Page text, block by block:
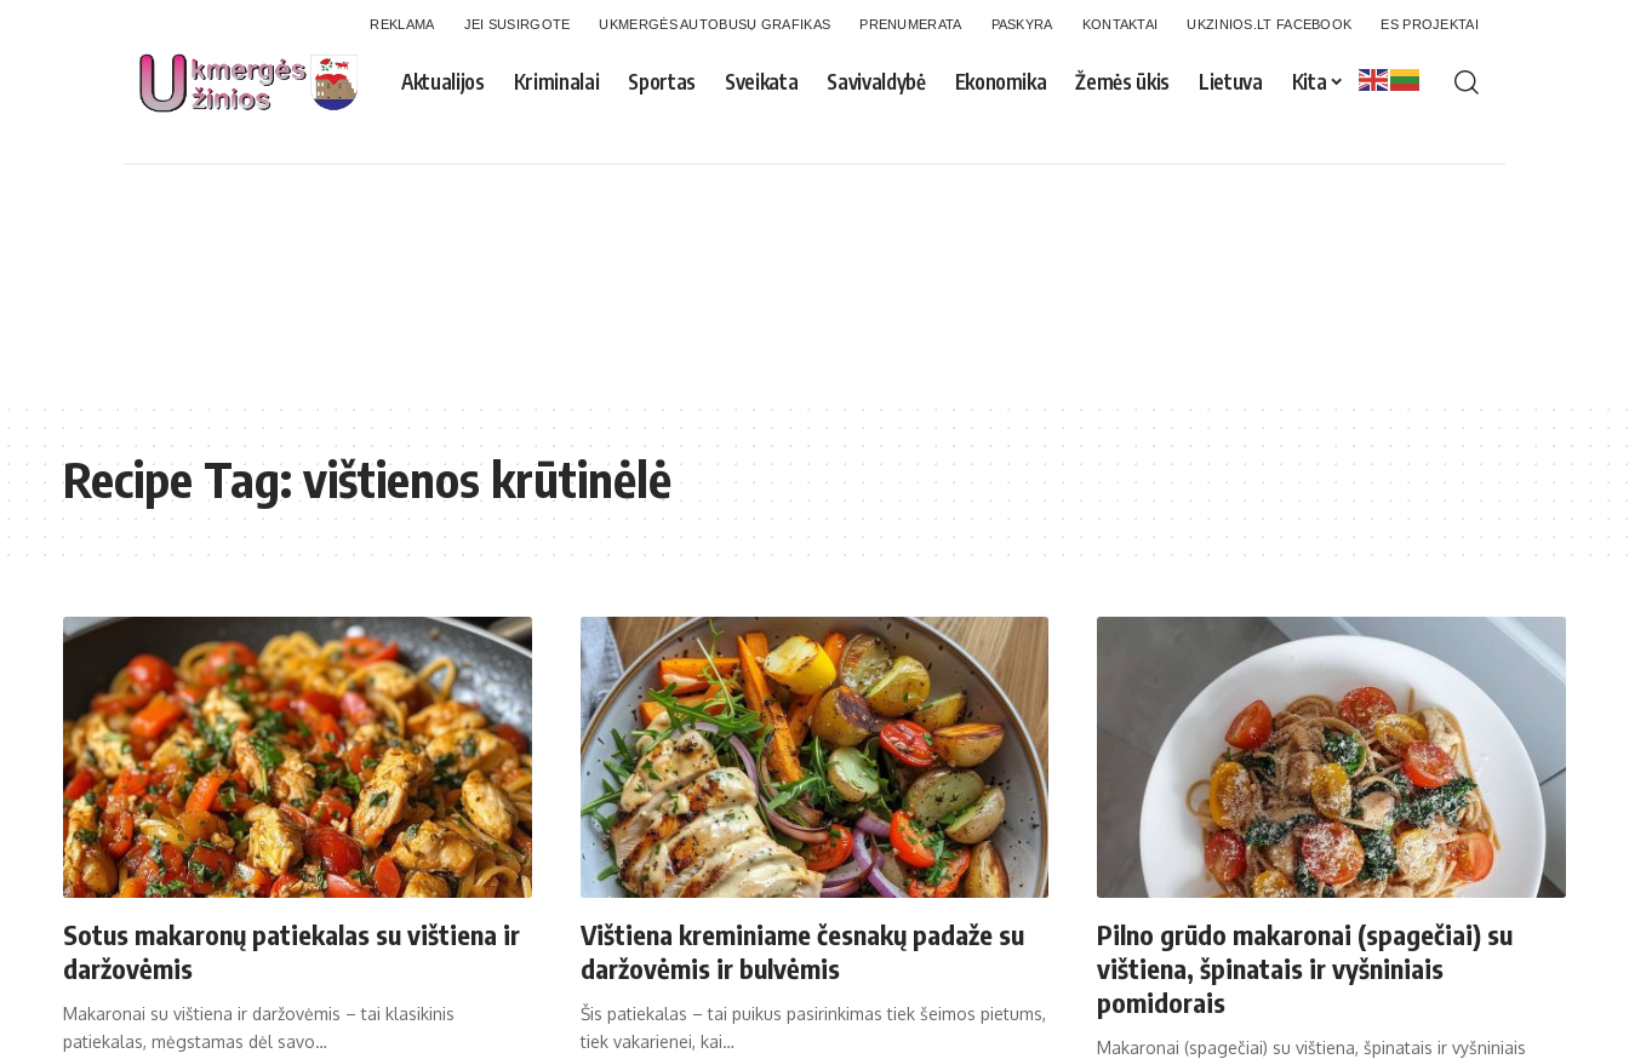
REKLAMA JEI SUSIRGOTE UKMERGĖS AUTOBUSŲ GRAFIKAS PRENUMERATA PASKYRA KONTAKTAI UKZINIOS.LT FACEBOOK ES PROJEKTAI
Aktualijos Kriminalai Sportas Sveikata Savivaldybė Ekonomika Žemės ūkis Lietuva Kita
Recipe Tag:vištienos krūtinėlė
Sotus makaronų patiekalas su vištiena ir
daržovėmis
Makaronai su vištiena ir daržovėmis – tai klasikinis
patiekalas, mėgstamas dėl savo…
Vištiena kreminiame česnakų padaže su
daržovėmis ir bulvėmis
Šis patiekalas – tai puikus pasirinkimas tiek šeimos pietums,
tiek vakarienei, kai…
Pilno grūdo makaronai (spagečiai) su
vištiena, špinatais ir vyšniniais
pomidorais
Makaronai (spagečiai) su vištiena, špinatais ir vyšniniais